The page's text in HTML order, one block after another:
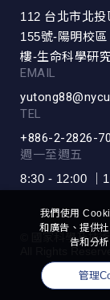
112 台北市北
155號-陽明校
樓-生命科學研
TEL
+886-2-2826-
EMAIL
週一至週五
8:30 - 12:00 ｜
© 國家科學及技
我們使用
和廣告、提供
告和分
管理